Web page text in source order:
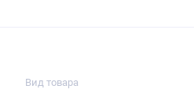
Вид товара